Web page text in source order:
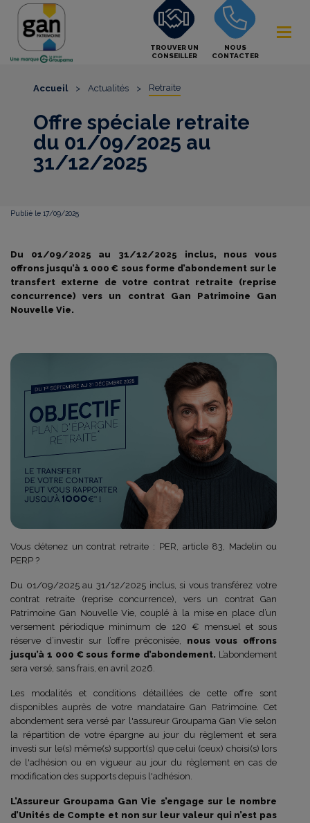
TROUVER UN
CONSEILLER
NOUS
CONTACTER
Accueil > Actualités > Retraite
Offre spéciale retraite
du 01/09/2025 au
31/12/2025
Publié le 17/09/2025
Du 01/09/2025 au 31/12/2025 inclus, nous vous
offrons jusqu’à 1 000 € sous forme d’abondement sur le
transfert externe de votre contrat retraite (reprise
concurrence) vers un contrat Gan Patrimoine Gan
Nouvelle Vie.
Vous détenez un contrat retraite : PER, article 83, Madelin ou
PERP ?
Du 01/09/2025 au 31/12/2025 inclus, si vous transférez votre
contrat retraite (reprise concurrence), vers un contrat Gan
Patrimoine Gan Nouvelle Vie, couplé à la mise en place d’un
versement périodique minimum de 120 € mensuel et sous
réserve d’investir sur l’offre préconisée, nous vous offrons
jusqu’à 1 000 € sous forme d’abondement. L’abondement
sera versé, sans frais, en avril 2026.
Les modalités et conditions détaillées de cette offre sont
disponibles auprès de votre mandataire Gan Patrimoine. Cet
abondement sera versé par l'assureur Groupama Gan Vie selon
la répartition de votre épargne au jour du règlement et sera
investi sur le(s) même(s) support(s) que celui (ceux) choisi(s) lors
de l'adhésion ou en vigueur au jour du règlement en cas de
modification des supports depuis l'adhésion.
L’Assureur Groupama Gan Vie s’engage sur le nombre
d’Unités de Compte et non sur leur valeur qui n’est pas